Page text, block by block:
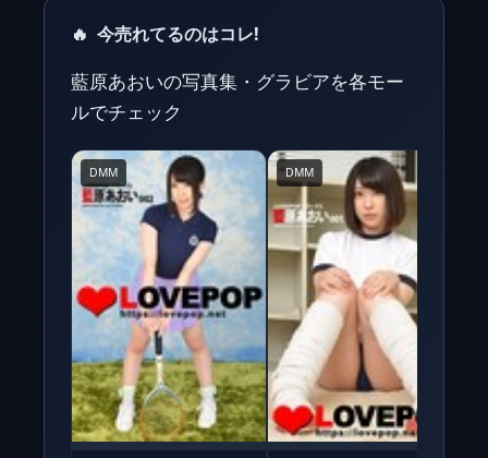
🔥 今売れてるのはコレ!
藍原あおいの写真集・グラビアを各モー
ルでチェック
DMM DMM